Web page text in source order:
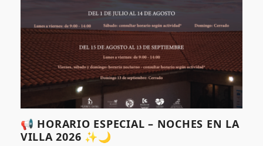
📢 HORARIO ESPECIAL – NOCHES EN LA
VILLA 2026 ✨🌙